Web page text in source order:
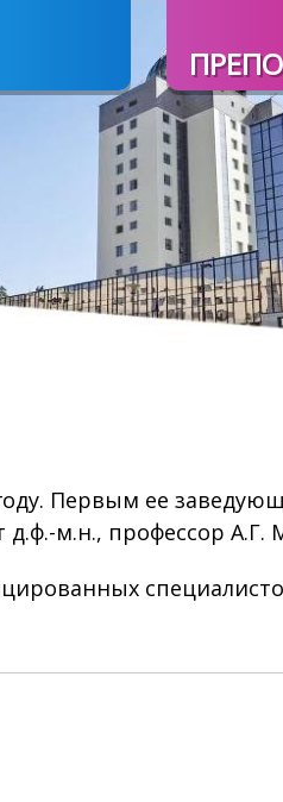
Первым ее
м.н., профессор А.Г.